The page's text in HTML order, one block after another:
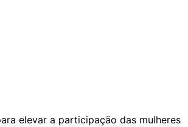
elevar a participação das mulheres